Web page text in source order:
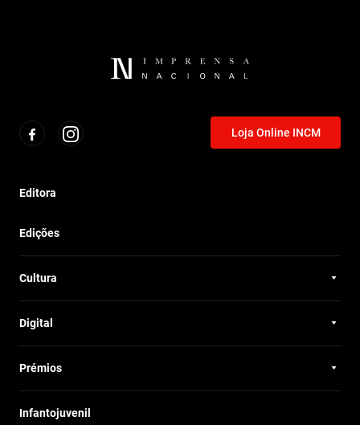
Loja Online INCM
Editora
Edições
Cultura
Digital
Prémios
Infantojuvenil